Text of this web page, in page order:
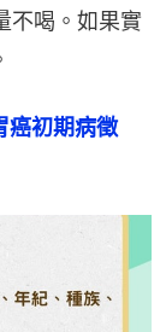
不喝。如果實
癌初期病徵